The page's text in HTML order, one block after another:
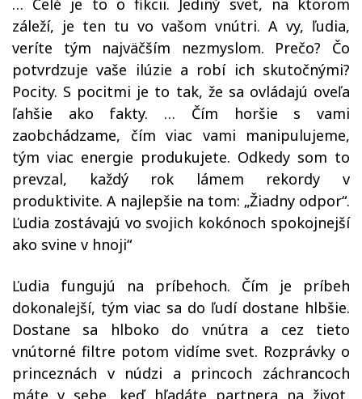
… Celé je to o fikcii. Jediný svet, na ktorom
záleží, je ten tu vo vašom vnútri. A vy, ľudia,
veríte tým najväčším nezmyslom. Prečo? Čo
potvrdzuje vaše ilúzie a robí ich skutočnými?
Pocity. S pocitmi je to tak, že sa ovládajú oveľa
ľahšie ako fakty. … Čím horšie s vami
zaobchádzame, čím viac vami manipulujeme,
tým viac energie produkujete. Odkedy som to
prevzal, každý rok lámem rekordy v
produktivite. A najlepšie na tom: „Žiadny odpor“.
Ľudia zostávajú vo svojich kokónoch spokojnejší
ako svine v hnoji“
Ľudia fungujú na príbehoch. Čím je príbeh
dokonalejší, tým viac sa do ľudí dostane hlbšie.
Dostane sa hlboko do vnútra a cez tieto
vnútorné filtre potom vidíme svet. Rozprávky o
princeznách v núdzi a princoch záchrancoch
máte v sebe, keď hľadáte partnera na život,